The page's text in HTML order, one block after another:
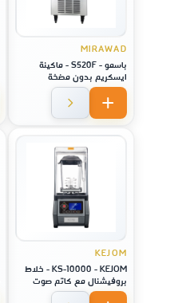
MIRAWAD
باسمو - S520F - ماكينة
ايسكريم بدون مضخة
KEJOM
KS-10000 - KEJOM - خلاط
بروفيشنال مع كاتم صوت
وشاشة لمس ستايل امريكي